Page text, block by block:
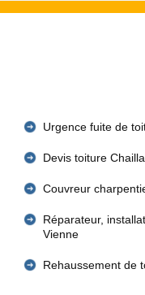
Urgence fuite de
Devis toiture
Couvreur
Réparateur,
Vienne
Rehaussement de